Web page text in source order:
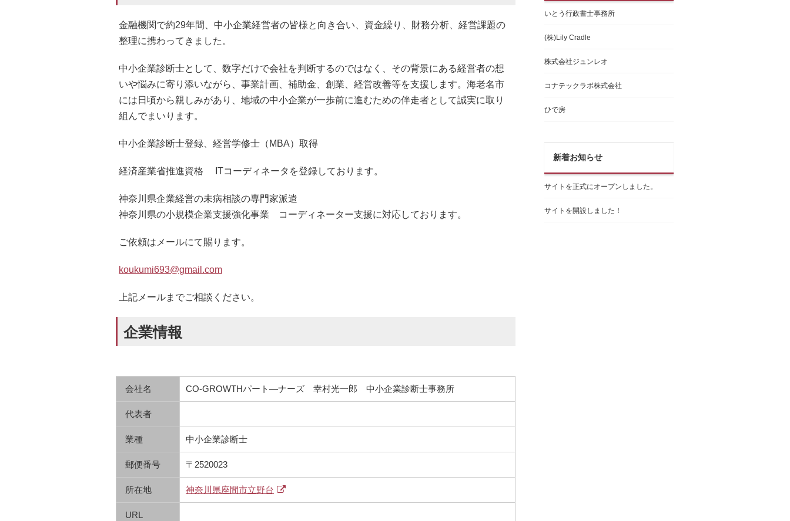
金融機関で約29年間、中小企業経営者の皆様と向き合い、資金繰り、財務分析、経営課題の
整理に携わってきました。
中小企業診断士として、数字だけで会社を判断するのではなく、その背景にある経営者の想
いや悩みに寄り添いながら、事業計画、補助金、創業、経営改善等を支援します。海老名市
には日頃から親しみがあり、地域の中小企業が一歩前に進むための伴走者として誠実に取り
組んでまいります。
中小企業診断士登録、経営学修士（MBA）取得
経済産業省推進資格 ITコーディネータを登録しております。
神奈川県企業経営の未病相談の専門家派遣
神奈川県の小規模企業支援強化事業 コーディネーター支援に対応しております。
ご依頼はメールにて賜ります。
koukumi693@gmail.com
上記メールまでご相談ください。
企業情報
会社名 CO-GROWTHパート―ナーズ 幸村光一郎 中小企業診断士事務所
代表者
業種 中小企業診断士
郵便番号 〒2520023
所在地 神奈川県座間市立野台
URL
いとう行政書士事務所
(株)Lily Cradle
株式会社ジュンレオ
コナテックラボ株式会社
ひで房
新着お知らせ
サイトを正式にオープンしました。
サイトを開設しました！